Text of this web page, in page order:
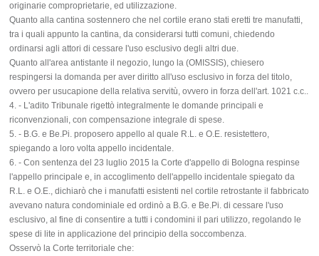
originarie comproprietarie, ed utilizzazione.
Quanto alla cantina sostennero che nel cortile erano stati eretti tre manufatti,
tra i quali appunto la cantina, da considerarsi tutti comuni, chiedendo
ordinarsi agli attori di cessare l'uso esclusivo degli altri due.
Quanto all'area antistante il negozio, lungo la (OMISSIS), chiesero
respingersi la domanda per aver diritto all'uso esclusivo in forza del titolo,
ovvero per usucapione della relativa servitù, ovvero in forza dell'art. 1021 c.c..
4. - L'adito Tribunale rigettò integralmente le domande principali e
riconvenzionali, con compensazione integrale di spese.
5. - B.G. e Be.Pi. proposero appello al quale R.L. e O.E. resistettero,
spiegando a loro volta appello incidentale.
6. - Con sentenza del 23 luglio 2015 la Corte d'appello di Bologna respinse
l'appello principale e, in accoglimento dell'appello incidentale spiegato da
R.L. e O.E., dichiarò che i manufatti esistenti nel cortile retrostante il fabbricato
avevano natura condominiale ed ordinò a B.G. e Be.Pi. di cessare l'uso
esclusivo, al fine di consentire a tutti i condomini il pari utilizzo, regolando le
spese di lite in applicazione del principio della soccombenza.
Osservò la Corte territoriale che: